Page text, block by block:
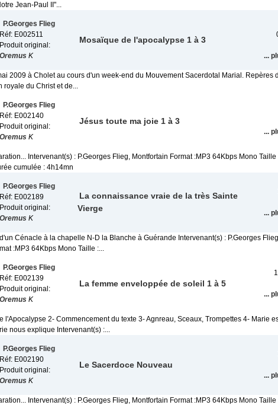
Jean-Paul II"...
P.Georges Flieg
Réf: E002511
Produit original:
Oremus K
Mosaïque de l'apocalypse 1 à 3
...
2009 à Cholet au cours d'un week-end du Mouvement Sacerdotal Marial. Repères
royale du Christ et de...
P.Georges Flieg
Réf: E002140
Produit original:
Oremus K
Jésus toute ma joie 1 à 3
...
Intervenant(s) : P.Georges Flieg, Montfortain Format :MP3 64Kbps Mono Taille
cumulée : 4h14mn
P.Georges Flieg
Réf: E002189
Produit original:
Oremus K
La connaissance vraie de la très Sainte
Vierge
...
Cénacle à la chapelle N-D la Blanche à Guérande Intervenant(s) : P.Georges
:MP3 64Kbps Mono Taille :...
P.Georges Flieg
Réf: E002139
Produit original:
Oremus K
La femme enveloppée de soleil 1 à 5
...
l'Apocalypse 2- Commencement du texte 3- Agnreau, Sceaux, Trompettes 4- Marie
nous explique Intervenant(s) :...
P.Georges Flieg
Réf: E002190
Produit original:
Oremus K
Le Sacerdoce Nouveau
...
Intervenant(s) : P.Georges Flieg, Montfortain Format :MP3 64Kbps Mono Taille